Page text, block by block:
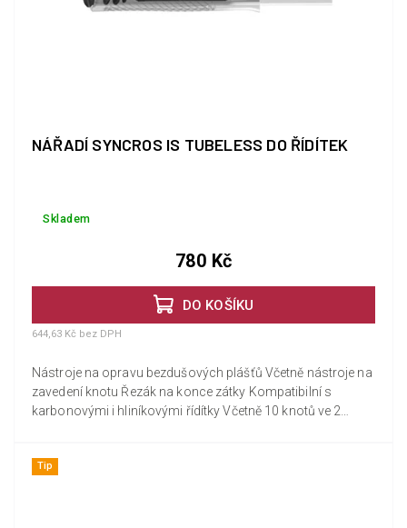
NÁŘADÍ SYNCROS IS TUBELESS DO ŘÍDÍTEK
Skladem
DO KOŠÍKU
644,63 Kč bez DPH
780 Kč
Nástroje na opravu bezdušových plášťů Včetně nástroje na
zavedení knotu Řezák na konce zátky Kompatibilní s
karbonovými i hliníkovými řídítky Včetně 10 knotů ve 2
Tip